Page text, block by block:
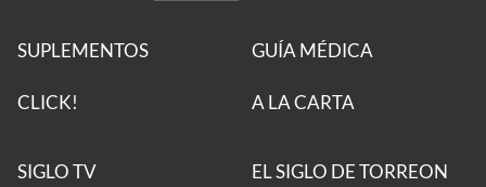
SUPLEMENTOS
CLICK!
GUÍA MÉDICA
A LA CARTA
SIGLO TV EL SIGLO DE TORREON